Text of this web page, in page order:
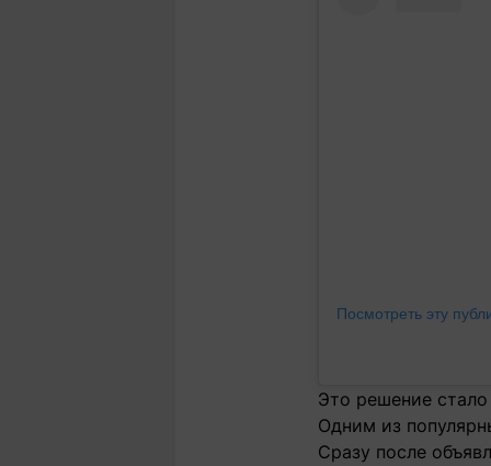
Посмотреть эту
Это решение
Одним из
Сразу после